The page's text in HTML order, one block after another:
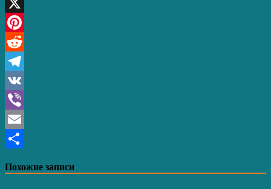
WhatsApp
X
Pinterest
Reddit
Telegram
VK
Viber
Email
Похожие записи